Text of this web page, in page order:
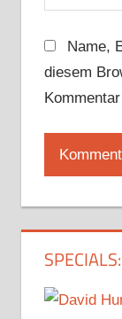
Name,
diesem
SPECIALS: